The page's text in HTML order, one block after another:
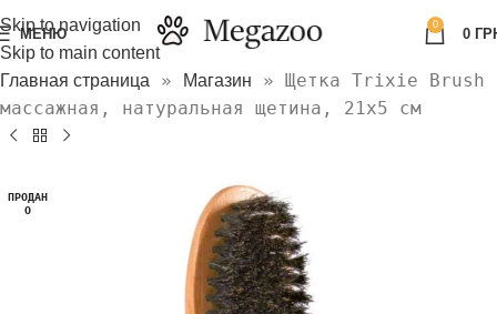
Skip to navigation
Skip to main content
МЕНЮ
0
0
Главная страница » Магазин » Щетка Trixie Brush
массажная, натуральная щетина, 21х5 см
ПРОДАН
О